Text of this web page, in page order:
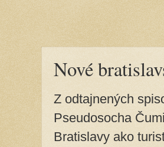
Nové
Z odtajnených
Pseudosocha
Bratislavy ako